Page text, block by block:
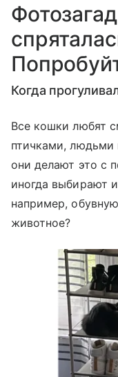
Когда
Все кошки любят
птичками, людьми
они делают это с
иногда выбирают
например,
животное?